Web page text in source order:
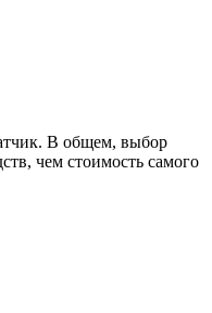
В общем, выбор
чем стоимость самого